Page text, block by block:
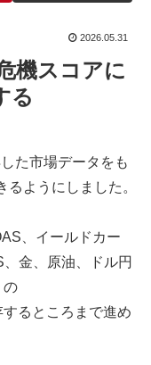
2026.05.31
機スコアに
る
た市場データをも
ようにしました。
、イールドカー
金、原油、ドル円
の
るところまで進め